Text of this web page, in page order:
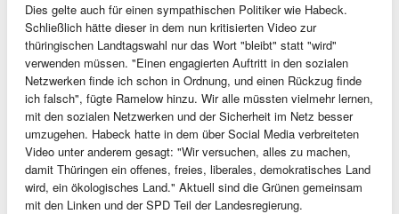
Dies gelte auch für einen sympathischen Politiker wie Habeck.
Schließlich hätte dieser in dem nun kritisierten Video zur
thüringischen Landtagswahl nur das Wort "bleibt" statt "wird"
verwenden müssen. "Einen engagierten Auftritt in den sozialen
Netzwerken finde ich schon in Ordnung, und einen Rückzug finde
ich falsch", fügte Ramelow hinzu. Wir alle müssten vielmehr lernen,
mit den sozialen Netzwerken und der Sicherheit im Netz besser
umzugehen. Habeck hatte in dem über Social Media verbreiteten
Video unter anderem gesagt: "Wir versuchen, alles zu machen,
damit Thüringen ein offenes, freies, liberales, demokratisches Land
wird, ein ökologisches Land." Aktuell sind die Grünen gemeinsam
mit den Linken und der SPD Teil der Landesregierung.